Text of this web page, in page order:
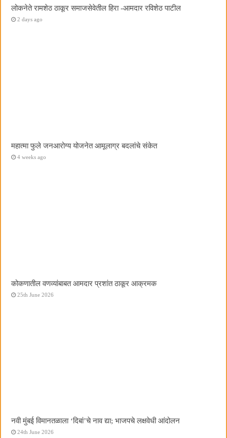
लोकनेते रामशेठ ठाकूर समाजसेवेतील हिरा -आमदार रविशेठ पाटील
2 days ago
महात्मा फुले जनआरोग्य योजनेत आमूलाग्र बदलांचे संकेत
4 weeks ago
कोकणातील वणव्यांबाबत आमदार प्रशांत ठाकूर आक्रमक
25th June 2026
नवी मुंबई विमानतळाला ‌‘दिबां‌’चे नाव द्या; भाजपचे लक्षवेधी आंदोलन
24th June 2026